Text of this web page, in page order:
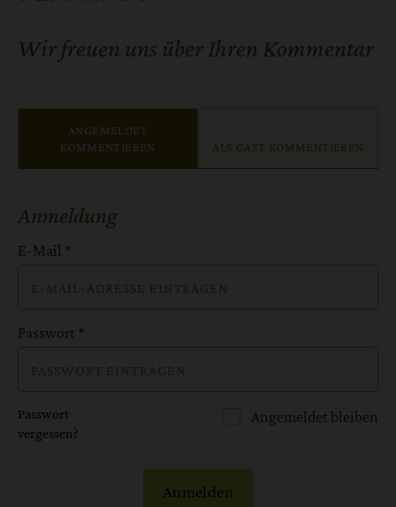
Wir freuen uns über Ihren Kommentar
ANGEMELDET
KOMMENTIEREN
ALS GAST KOMMENTIEREN
Anmeldung
E-Mail *
Passwort *
Passwort
vergessen?
Angemeldet bleiben
Anmelden